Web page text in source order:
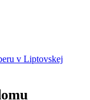
v Liptovskej